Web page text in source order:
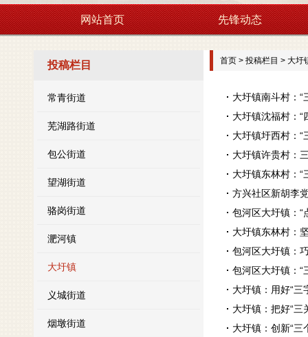
网站首页 先锋动态
投稿栏目
常青街道
芜湖路街道
包公街道
望湖街道
骆岗街道
淝河镇
大圩镇
义城街道
烟墩街道
首页> 投稿栏目 > 大圩
大圩镇南斗村：“
大圩镇沈福村：“
大圩镇圩西村：“
大圩镇许贵村：
大圩镇东林村：“
方兴社区新胡李
包河区大圩镇：“
大圩镇东林村：
包河区大圩镇：
包河区大圩镇：“
大圩镇：用好“三
大圩镇：把好“三
大圩镇：创新“三